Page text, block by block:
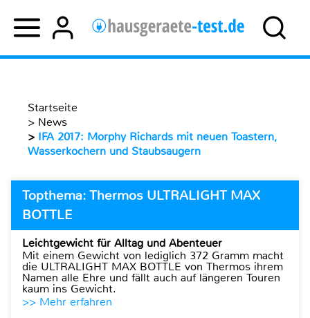
Startseite
> News
> IFA 2017: Morphy Richards mit neuen Toastern,
Wasserkochern und Staubsaugern
Topthema: Thermos ULTRALIGHT MAX
BOTTLE
Leichtgewicht für Alltag und Abenteuer
Mit einem Gewicht von lediglich 372 Gramm macht
die ULTRALIGHT MAX BOTTLE von Thermos ihrem
Namen alle Ehre und fällt auch auf längeren Touren
kaum ins Gewicht.
>> Mehr erfahren